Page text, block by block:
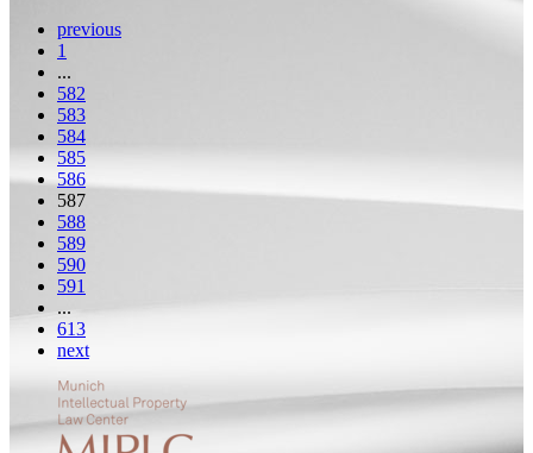
previous
1
...
582
583
584
585
586
587
588
589
590
591
...
613
next